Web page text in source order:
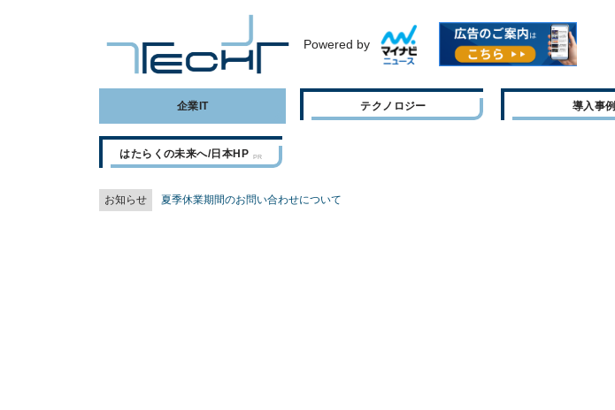
Powered by
企業IT テクノロジー 導入事例
はたらくの未来へ/日本HP
お知らせ 夏季休業期間のお問い合わせについて